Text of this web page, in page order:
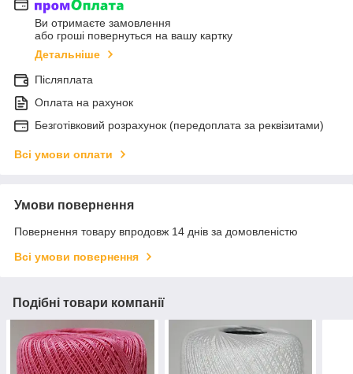
Ви отримаєте замовлення
або гроші повернуться на вашу картку
Детальніше
Післяплата
Оплата на рахунок
Безготівковий розрахунок (передоплата за реквізитами)
Всі умови оплати
Умови повернення
Повернення товару впродовж 14 днів за домовленістю
Всі умови повернення
Подібні товари компанії